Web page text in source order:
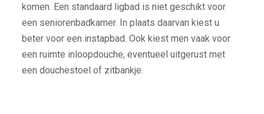
komen. Een standaard ligbad is niet geschikt voor
een seniorenbadkamer. In plaats daarvan kiest u
beter voor een instapbad. Ook kiest men vaak voor
een ruimte inloopdouche, eventueel uitgerust met
een douchestoel of zitbankje.